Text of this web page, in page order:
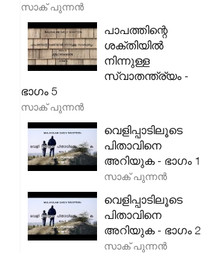
സാക് പുന്നൻ
പാപത്തിന്റെ
ശക്തിയിൽ
നിന്നുള്ള
സ്വാതന്ത്ര്യം -
ഭാഗം 5
സാക് പുന്നൻ
വെളിപ്പാടിലൂടെ
പിതാവിനെ
അറിയുക - ഭാഗം 1
സാക് പുന്നൻ
വെളിപ്പാടിലൂടെ
പിതാവിനെ
അറിയുക - ഭാഗം 2
സാക് പുന്നൻ